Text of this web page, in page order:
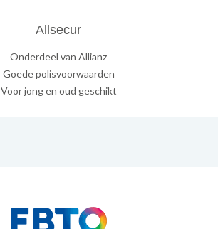
Allsecur
Onderdeel van Allianz
Goede polisvoorwaarden
Voor jong en oud geschikt